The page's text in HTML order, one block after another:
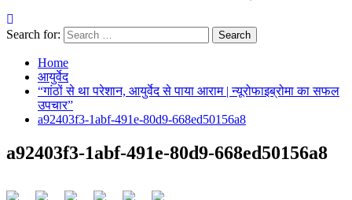
Search for:
Home
आयुर्वेद
“गांठों से था परेशान, आयुर्वेद से पाया आराम | न्यूरोफाइब्रोमा का सफल
उपचार”
a92403f3-1abf-491e-80d9-668ed50156a8
a92403f3-1abf-491e-80d9-668ed50156a8